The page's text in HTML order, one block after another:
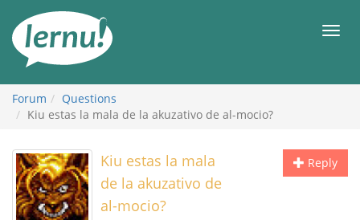
the
content
Forum
Questions
Kiu estas la mala de la akuzativo de al-mocio?
Reply
Kiu estas la mala
de la akuzativo de
al-mocio?